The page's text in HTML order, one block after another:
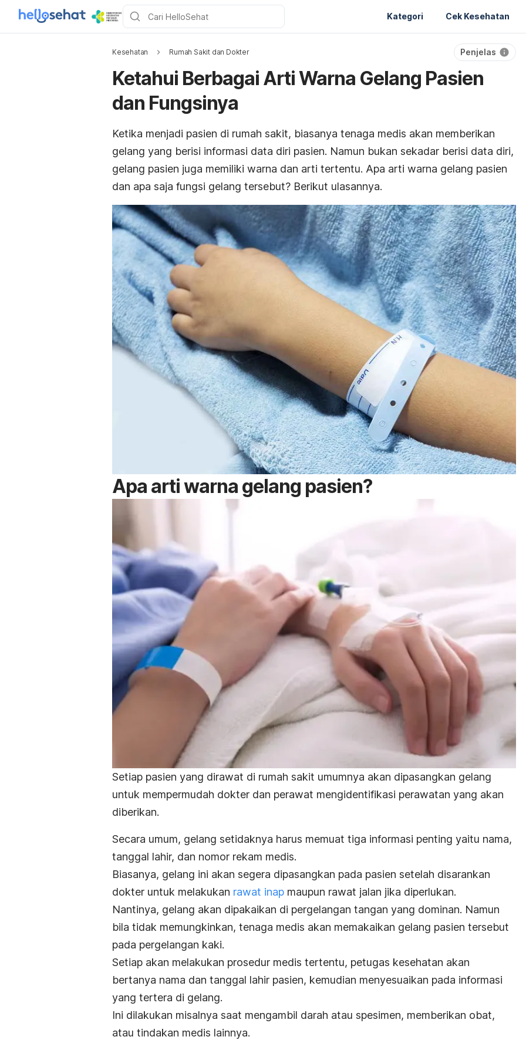
Kategori Cek Kesehatan
Kesehatan Rumah Sakit dan Dokter Penjelas
Ketahui Berbagai Arti Warna Gelang Pasien
dan Fungsinya
Ketika menjadi pasien di rumah sakit, biasanya tenaga medis akan memberikan
gelang yang berisi informasi data diri pasien. Namun bukan sekadar berisi data diri,
gelang pasien juga memiliki warna dan arti tertentu. Apa arti warna gelang pasien
dan apa saja fungsi gelang tersebut? Berikut ulasannya.
Apa arti warna gelang pasien?
Setiap pasien yang dirawat di rumah sakit umumnya akan dipasangkan gelang
untuk mempermudah dokter dan perawat mengidentifikasi perawatan yang akan
diberikan.
Secara umum, gelang setidaknya harus memuat tiga informasi penting yaitu nama,
tanggal lahir, dan nomor rekam medis.
Biasanya, gelang ini akan segera dipasangkan pada pasien setelah disarankan
dokter untuk melakukan rawat inap maupun rawat jalan jika diperlukan.
Nantinya, gelang akan dipakaikan di pergelangan tangan yang dominan. Namun
bila tidak memungkinkan, tenaga medis akan memakaikan gelang pasien tersebut
pada pergelangan kaki.
Setiap akan melakukan prosedur medis tertentu, petugas kesehatan akan
bertanya nama dan tanggal lahir pasien, kemudian menyesuaikan pada informasi
yang tertera di gelang.
Ini dilakukan misalnya saat mengambil darah atau spesimen, memberikan obat,
atau tindakan medis lainnya.